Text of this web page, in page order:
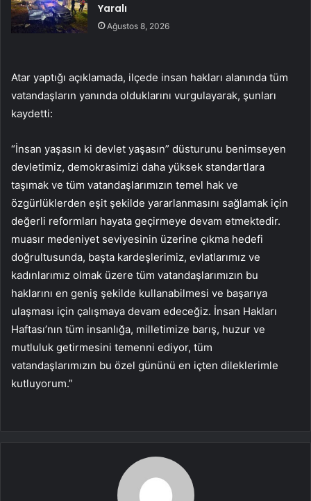
Yaralı
Ağustos 8, 2026
Atar yaptığı açıklamada, ilçede insan hakları alanında tüm
vatandaşların yanında olduklarını vurgulayarak, şunları
kaydetti:
“İnsan yaşasın ki devlet yaşasın” düsturunu benimseyen
devletimiz, demokrasimizi daha yüksek standartlara
taşımak ve tüm vatandaşlarımızın temel hak ve
özgürlüklerden eşit şekilde yararlanmasını sağlamak için
değerli reformları hayata geçirmeye devam etmektedir.
muasır medeniyet seviyesinin üzerine çıkma hedefi
doğrultusunda, başta kardeşlerimiz, evlatlarımız ve
kadınlarımız olmak üzere tüm vatandaşlarımızın bu
haklarını en geniş şekilde kullanabilmesi ve başarıya
ulaşması için çalışmaya devam edeceğiz. İnsan Hakları
Haftası’nın tüm insanlığa, milletimize barış, huzur ve
mutluluk getirmesini temenni ediyor, tüm
vatandaşlarımızın bu özel gününü en içten dileklerimle
kutluyorum.”